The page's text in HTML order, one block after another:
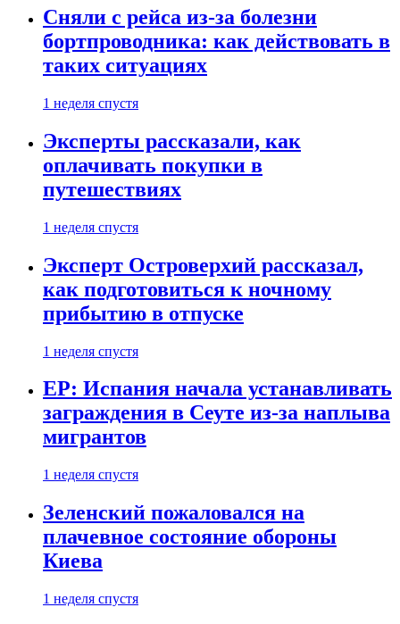
Сняли с рейса из-за болезни
бортпроводника: как действовать в
таких ситуациях
1 неделя спустя
Эксперты рассказали, как
оплачивать покупки в
путешествиях
1 неделя спустя
Эксперт Островерхий рассказал,
как подготовиться к ночному
прибытию в отпуске
1 неделя спустя
EP: Испания начала устанавливать
заграждения в Сеуте из-за наплыва
мигрантов
1 неделя спустя
Зеленский пожаловался на
плачевное состояние обороны
Киева
1 неделя спустя